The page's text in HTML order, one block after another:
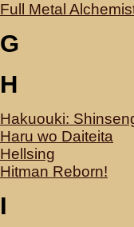
Full Metal
G
H
Hakuouki:
Haru wo Daiteita
Hellsing
Hitman Reborn!
I